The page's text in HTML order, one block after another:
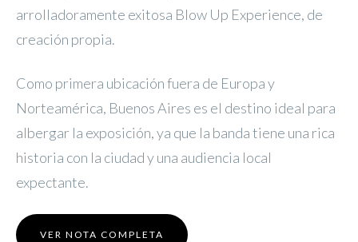
arrolladoramente exitosa Blow Up Experience, de
creación propia.
Como primera ubicación fuera de Europa y
Norteamérica, Buenos Aires es el destino ideal para
albergar la exposición, ya que la banda tiene una rica
historia con la ciudad y una audiencia local
expectante.
VER NOTA COMPLETA